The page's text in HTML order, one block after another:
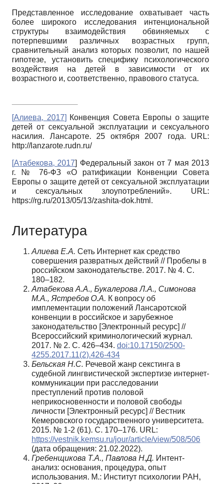
Представленное исследование охватывает часть
более широкого исследования интенциональной
структуры взаимодействия обвиняемых с
потерпевшими различных возрастных групп,
сравнительный анализ которых позволит, по нашей
гипотезе, установить специфику психологического
воздействия на детей в зависимости от их
возрастного и, соответственно, правового статуса.
[Алиева, 2017] Конвенция Совета Европы о защите
детей от сексуальной эксплуатации и сексуального
насилия. Лансароте. 25 октября 2007 года. URL:
http://lanzarote.rudn.ru/
[Атабекова, 2017] Федеральный закон от 7 мая 2013
г. № 76-ФЗ «О ратификации Конвенции Совета
Европы о защите детей от сексуальной эксплуатации
и сексуальных злоупотреблений». URL:
https://rg.ru/2013/05/13/zashita-dok.html.
Литература
Алиева Е.А. Сеть Интернет как средство
совершения развратных действий // Пробелы в
российском законодательстве. 2017. № 4. С.
180–182.
Атабекова А.А., Букалерова Л.А., Симонова
М.А., Ястребов О.А. К вопросу об
имплементации положений Лансаротской
конвенции в российское и зарубежное
законодательство [Электронный ресурс] //
Всероссийский криминологический журнал.
2017. № 2. С. 426–434. doi:10.17150/2500-
4255.2017.11(2).426-434
Бельская Н.С. Речевой жанр секстинга в
судебной лингвистической экспертизе интернет-
коммуникации при расследовании
преступлений против половой
неприкосновенности и половой свободы
личности [Электронный ресурс] // Вестник
Кемеровского государственного университета.
2015. № 1-2 (61). С. 170–176. URL:
https://vestnik.kemsu.ru/jour/article/view/508/506
(дата обращения: 21.02.2022).
Гребенщикова Т.А., Павлова Н.Д. Интент-
анализ: основания, процедура, опыт
использования. М.: Институт психологии РАН,